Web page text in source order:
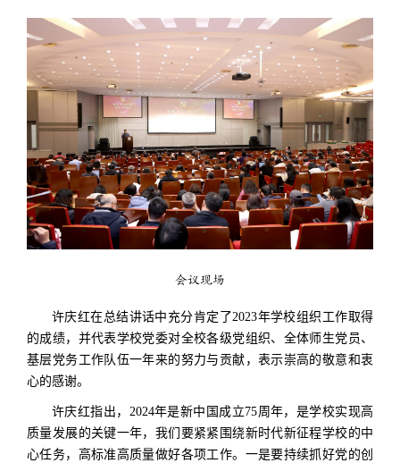
会议现场
许庆红在总结讲话中充分肯定了2023年学校组织工作取得
的成绩，并代表学校党委对全校各级党组织、全体师生党员、
基层党务工作队伍一年来的努力与贡献，表示崇高的敬意和衷
心的感谢。
许庆红指出，2024年是新中国成立75周年，是学校实现高
质量发展的关键一年，我们要紧紧围绕新时代新征程学校的中
心任务，高标准高质量做好各项工作。一是要持续抓好党的创